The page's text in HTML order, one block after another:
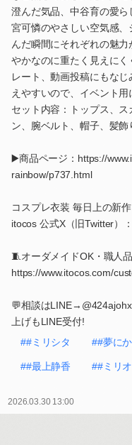
澄んだ気品、中谷育の愛
宮可憐のやさしい空気感
んだ瞬間にそれぞれの魅
やかなのに重たく見えに
レート、動画投稿にもな
えやすいので、イベント用
セット内容：トップス、
ン、腕ベルト、帽子、髪飾
▶️商品ページ：https://
rainbow/p737.html
コスプレ衣装 毎日上の新
itocos 公式X（旧Twitter）
🧵オーダメイドOK・職人品
https://www.itocos.com/
💬相談は
上げもLINE受付!
##ミリシタ
##夢に
##最上静香 ##ミリ
2026.03.30 13:00